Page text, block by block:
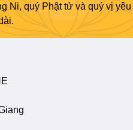
Ni, quý Phật tử và quý vị